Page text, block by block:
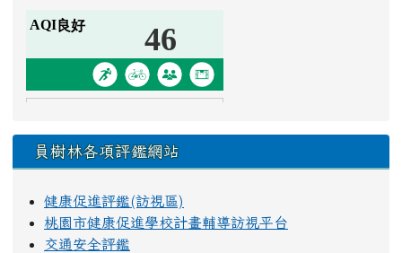
員樹林各項評鑑網站
健康促進評鑑(訪視區)
桃園市健康促進學校計畫輔導訪視平台
交通安全評鑑